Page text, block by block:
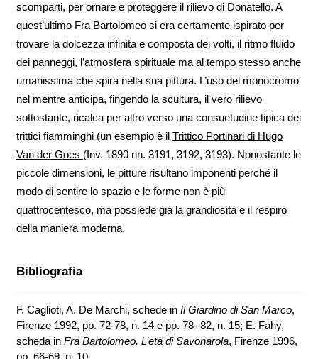
scomparti, per ornare e proteggere il rilievo di Donatello. A
quest’ultimo Fra Bartolomeo si era certamente ispirato per
trovare la dolcezza infinita e composta dei volti, il ritmo fluido
dei panneggi, l’atmosfera spirituale ma al tempo stesso anche
umanissima che spira nella sua pittura. L’uso del monocromo
nel mentre anticipa, fingendo la scultura, il vero rilievo
sottostante, ricalca per altro verso una consuetudine tipica dei
trittici fiamminghi (un esempio è il Trittico Portinari di Hugo
Van der Goes (Inv. 1890 nn. 3191, 3192, 3193). Nonostante le
piccole dimensioni, le pitture risultano imponenti perché il
modo di sentire lo spazio e le forme non è più
quattrocentesco, ma possiede già la grandiosità e il respiro
della maniera moderna.
Bibliografia
F. Caglioti, A. De Marchi, schede in Il Giardino di San Marco,
Firenze 1992, pp. 72-78, n. 14 e pp. 78- 82, n. 15; E. Fahy,
scheda in Fra Bartolomeo. L’età di Savonarola, Firenze 1996,
pp. 66-69, n. 10.